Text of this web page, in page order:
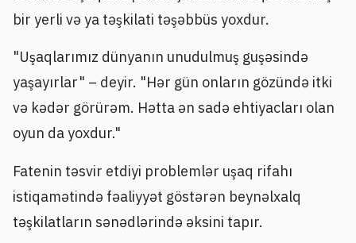
bir yerli və ya təşkilati təşəbbüs yoxdur.
"Uşaqlarımız dünyanın unudulmuş guşəsində
yaşayırlar" – deyir. "Hər gün onların gözündə itki
və kədər görürəm. Hətta ən sadə ehtiyacları olan
oyun da yoxdur."
Fatenin təsvir etdiyi problemlər uşaq rifahı
istiqamətində fəaliyyət göstərən beynəlxalq
təşkilatların sənədlərində əksini tapır.